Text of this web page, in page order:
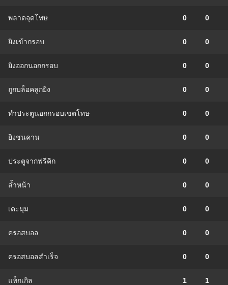
พลาดจุดโทษ 0 0
ยิงเข้ากรอบ 0 0
ยิงออกนอกกรอบ 0 0
ถูกบล็อคลูกยิง 0 0
ทำประตูนอกกรอบเขตโทษ 0 0
ยิงชนคาน 0 0
ประตูจากฟรีคิก 0 0
ล้ำหน้า 0 0
เตะมุม 0 0
ครอสบอล 0 0
ครอสบอลสำเร็จ 0 0
แท็กเกิล 1 1